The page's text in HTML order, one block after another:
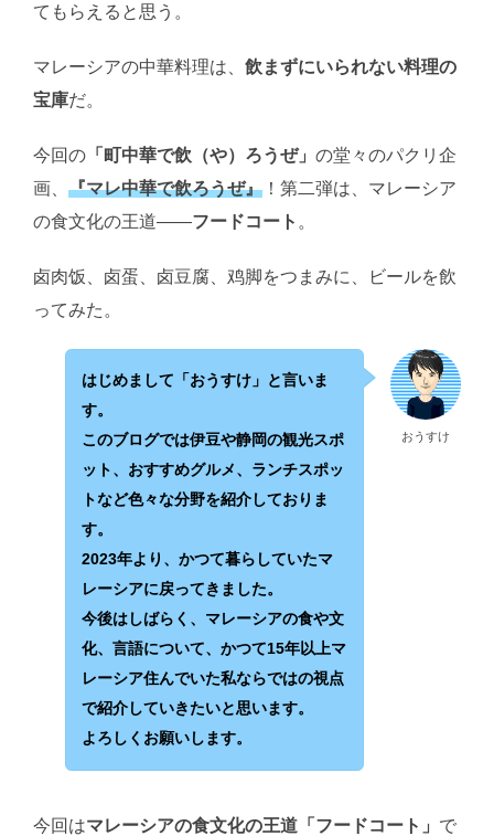
てもらえると思う。
マレーシアの中華料理は、 飲まずにいられない料理の
宝庫だ。
今回の 「町中華で飲（や）ろうぜ」 の堂々のパクリ企
画、 『マレ中華で飲ろうぜ』 ！第二弾は、マレーシア
の食文化の王道——フードコート 。
卤肉饭、卤蛋、卤豆腐、鸡脚をつまみに、ビールを飲
ってみた。
おうすけ
はじめまして「おうすけ」と言いま
す。
このブログでは伊豆や静岡の観光スポ
ット、おすすめグルメ、ランチスポッ
トなど色々な分野を紹介しておりま
す。
2023年より、かつて暮らしていたマ
レーシアに戻ってきました。
今後はしばらく、マレーシアの食や文
化、言語について、かつて15年以上マ
レーシア住んでいた私ならではの視点
で紹介していきたいと思います。
よろしくお願いします。
今回はマレーシアの食文化の王道「フードコート」 で